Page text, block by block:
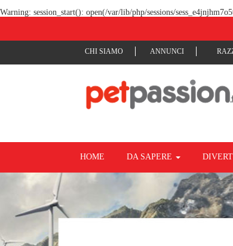
Warning: session_start(): open(/var/lib/php/sessions/
CHI SIAMO ANNUNCI
HOME DA SAPERE